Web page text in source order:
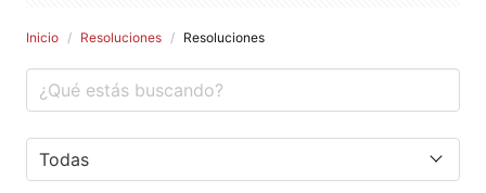
Inicio Resoluciones Resoluciones